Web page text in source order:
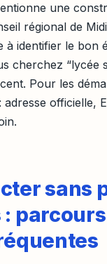
une
régional de
à identifier le bon
cherchez “lycée
Pour les
officielle,
sans